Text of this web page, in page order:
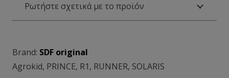
Ρωτήστε σχετικά με το προϊόν
Brand: SDF original
Agrokid, PRINCE, R1, RUNNER, SOLARIS